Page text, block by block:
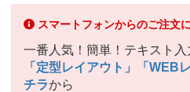
スマートフォンからのご注文
一番人気！簡単！テキスト入
「定型レイアウト」「WEB
チラから